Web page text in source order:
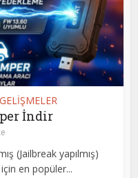
İndir
(Jailbreak yapılmış)
en popüler...